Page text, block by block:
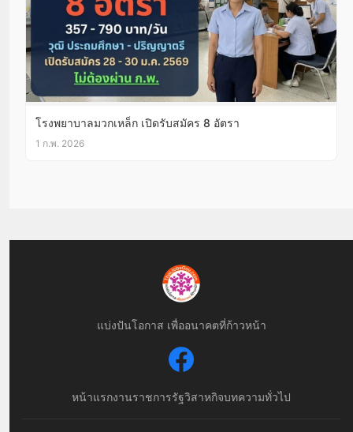
โรงพยาบาลมวกเหล็ก เปิดรับสมัคร 8 อัตรา
1 ก.พ. 2026
แบ่งปันโอกาส เพื่ออนาคตที่ก้าวหน้า
หน้าแรกงานราชการรัฐวิสาหกิจบทความทั่วไป